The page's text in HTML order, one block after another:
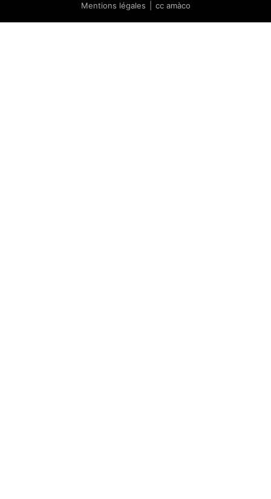
Mentions légales cc amàco